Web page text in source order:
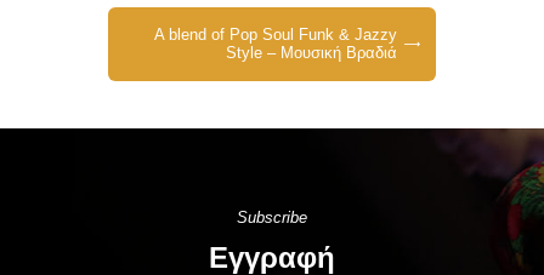
A blend of Pop Soul Funk & Jazzy
Style – Μουσική Βραδιά
Subscribe
Εγγραφή